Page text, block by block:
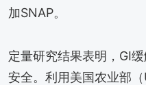
加SNAP。
定量研究结果表明，GI
安全。利用美国农业部